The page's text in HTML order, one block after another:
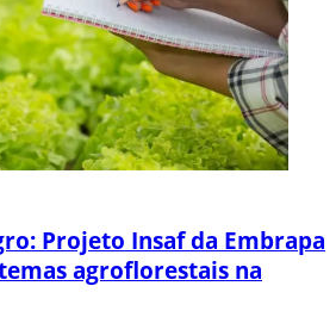
Projeto Insaf da Embrapa
agroflorestais na